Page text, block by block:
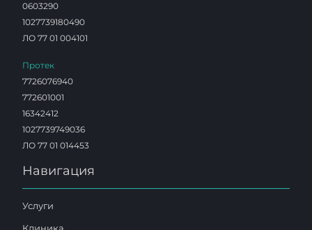
0603290
1027739180490
ЛО 77 01 004101
Протек
7726076940
772601001
16342412
1027739749036
ЛО 77 01 014453
Навигация
Услуги